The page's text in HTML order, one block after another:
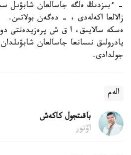
- ءبىزدىڭ ەلگە جاسالعان شابۋىل
زالالعا اكەلەدى ، - دەگەن بولاتىن.
ەسكە سالايىق، ا ق ش پرەزيدەنتى
يادرولىق نىسانعا جاسالعان
جولدادى.
الەم
باقىتجول كاكەش
اۆتور